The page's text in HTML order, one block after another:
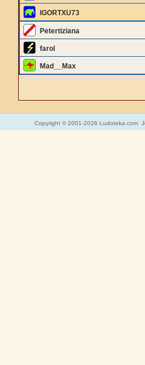
IGORTXU73
Petertiziana
farol
Mad__Max
Copyright © 2001-2026 Ludoteka.com